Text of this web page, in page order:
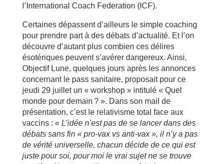
l’International Coach Federation (ICF).
Certaines dépassent d’ailleurs le simple coaching
pour prendre part à des débats d’actualité. Et l’on
découvre d’autant plus combien ces délires
ésotériques peuvent s’avérer dangereux. Ainsi,
Objectif Lune, quelques jours après les annonces
concernant le pass sanitaire, proposait pour ce
jeudi 29 juillet un « workshop » intitulé « Quel
monde pour demain ? ». Dans son mail de
présentation, c’est le relativisme total face aux
vaccins : « L’idée n’est pas de se lancer dans des
débats sans fin « pro-vax vs anti-vax », il n’y a pas
de vérité universelle, chacun décide de ce qui est
juste pour soi, pour moi le vrai sujet ne se trouve